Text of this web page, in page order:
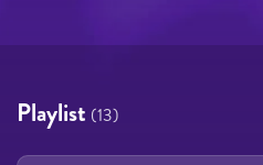
Playlist (13)